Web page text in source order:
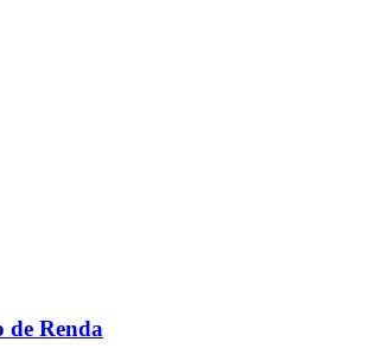
de Renda